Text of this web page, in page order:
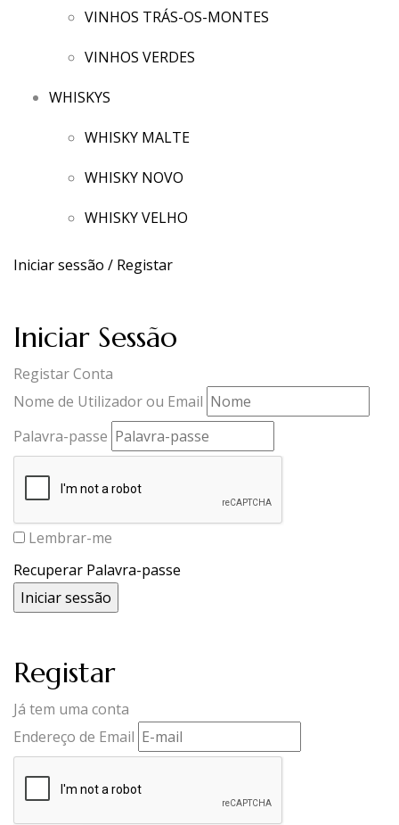
VINHOS TRÁS-OS-MONTES
VINHOS VERDES
WHISKYS
WHISKY MALTE
WHISKY NOVO
WHISKY VELHO
Iniciar sessão / Registar
Iniciar Sessão
Registar Conta
Nome de Utilizador ou Email
Palavra-passe
Lembrar-me
Recuperar Palavra-passe
Registar
Já tem uma conta
Endereço de Email